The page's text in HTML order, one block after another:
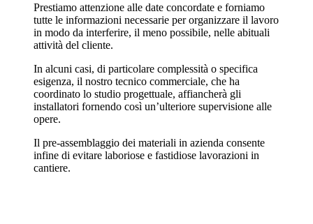
Prestiamo attenzione alle date concordate e forniamo
tutte le informazioni necessarie per organizzare il lavoro
in modo da interferire, il meno possibile, nelle abituali
attività del cliente.
In alcuni casi, di particolare complessità o specifica
esigenza, il nostro tecnico commerciale, che ha
coordinato lo studio progettuale, affiancherà gli
installatori fornendo così un’ulteriore supervisione alle
opere.
Il pre-assemblaggio dei materiali in azienda consente
infine di evitare laboriose e fastidiose lavorazioni in
cantiere.